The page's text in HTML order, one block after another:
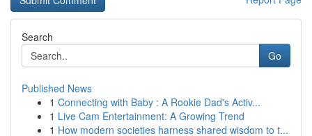
Search
Go
Published News
1 Connecting with Baby : A Rookie Dad's Activ...
1 Live Cam Entertainment: A Growing Trend
1 How modern societies harness shared wisdom to t...